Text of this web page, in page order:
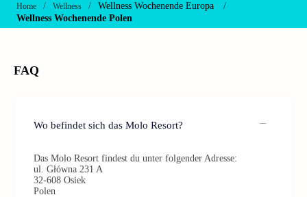
Home / Wellness / Wellness Wochenende Europa
/
Wellness Wochenende Polen
FAQ
Wo befindet sich das Molo Resort?
Das Molo Resort findest du unter folgender Adresse:
ul. Główna 231 A
32-608 Osiek
Polen